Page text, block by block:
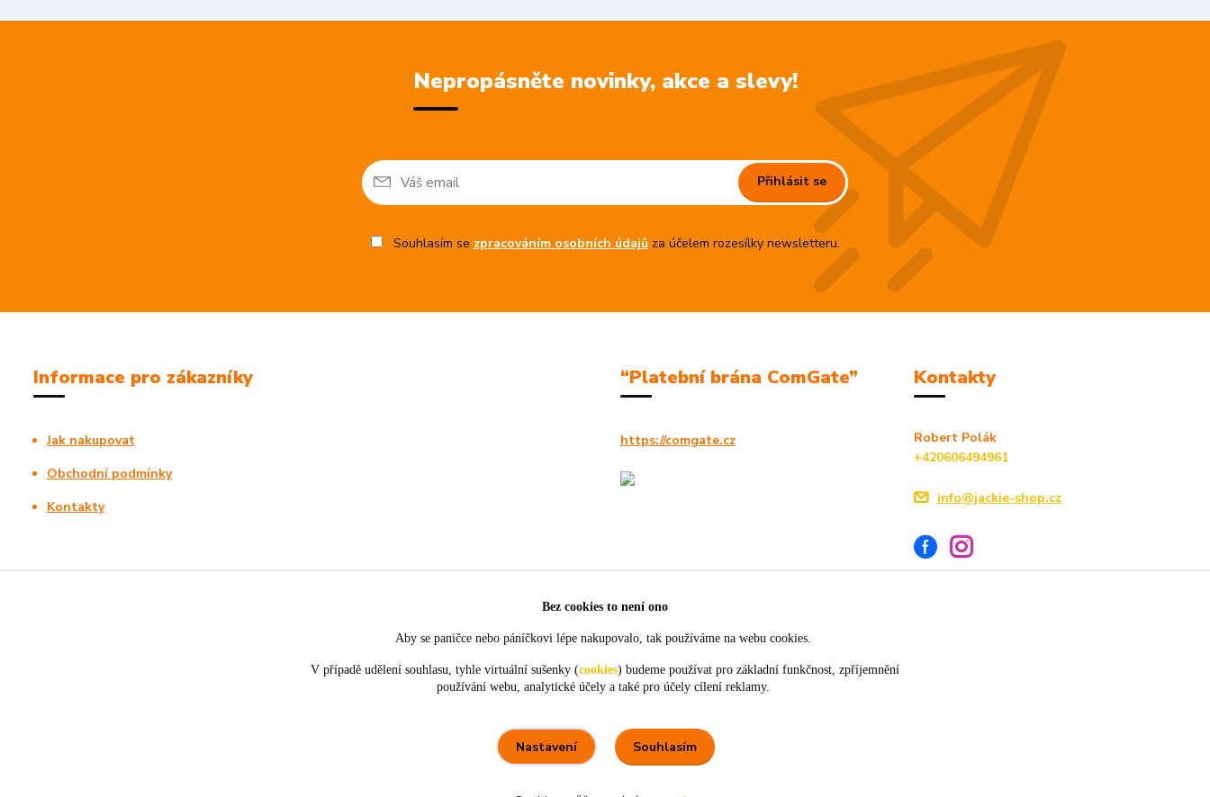
Nepropásněte novinky, akce a slevy!
Přihlásit se
Souhlasím se zpracováním osobních údajůza účelem rozesílky newsletteru.
Informace pro zákazníky
Jak nakupovat
Obchodní podmínky
Kontakty
“Platební brána ComGate”
https://comgate.cz
Kontakty
Robert Polák
+420606494961
info@jackie-shop.cz
Bez cookies to není ono
Aby se paničce nebo páníčkovi lépe nakupovalo, tak používáme na webu cookies.
V případě udělení souhlasu, tyhle virtuální sušenky (cookies) budeme používat pro základní funkčnost, zpříjemnění
používání webu, analytické účely a také pro účely cílení reklamy.
Nastavení Souhlasím
Perfektní komunikace a ochota. ceny